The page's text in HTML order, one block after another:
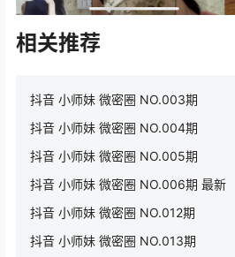
相关推荐
抖音 小师妹 微密圈 NO.003期
抖音 小师妹 微密圈 NO.004期
抖音 小师妹 微密圈 NO.005期
抖音 小师妹 微密圈 NO.006期 最新
抖音 小师妹 微密圈 NO.012期
抖音 小师妹 微密圈 NO.013期